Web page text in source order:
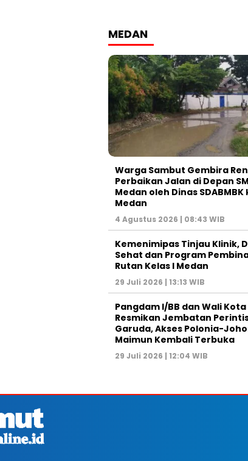
MEDAN
Warga Sambut Gembira
Perbaikan Jalan di Depan
Medan oleh Dinas
Medan
4 Agustus 2026 | 08:43 WIB
Kemenimipas Tinjau Klinik,
Sehat dan Program
Rutan Kelas I Medan
29 Juli 2026 | 13:13 WIB
Pangdam I/BB dan Wali
Resmikan Jembatan
Garuda, Akses Polonia-
Maimun Kembali Terbuka
29 Juli 2026 | 12:04 WIB